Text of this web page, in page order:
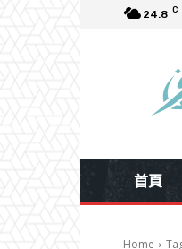
24.8 C
首頁
Home